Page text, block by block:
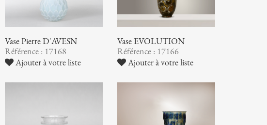
Vase Pierre D'AVESN
Référence : 17168
Ajouter à votre liste
Vase EVOLUTION
Référence : 17166
Ajouter à votre liste